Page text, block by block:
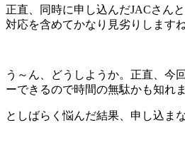
正直、同時に申し込んだJACさん
対応を含めてかなり見劣りします
う～ん、どうしようか。正直、今
ーできるので時間の無駄かも知れ
としばらく悩んだ結果、申し込ま